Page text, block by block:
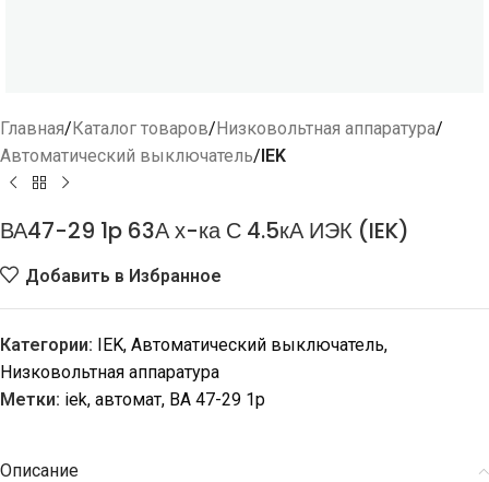
Главная Каталог товаров Низковольтная аппаратура
Автоматический выключатель IEK
ВА47-29 1p 63А х-ка С 4.5кА ИЭК (IEK)
Добавить в Избранное
Категории: IEK, Автоматический выключатель,
Низковольтная аппаратура
Метки: iek, автомат, ВА 47-29 1p
Описание